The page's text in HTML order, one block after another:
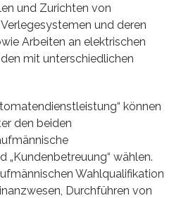
und Zurichten von
und deren
Arbeiten an elektrischen
mit unterschiedlichen
können
den beiden
„Kundenbetreuung“ wählen.
Wahlqualifikation
Durchführen von